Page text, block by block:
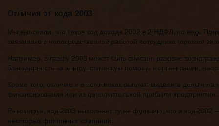
Отличия от кода 2003
Мы выяснили, что такое код дохода 2002 в 2-НДФЛ, но ведь
связанные с непосредственной работой сотрудника (премия за
Например, в графу 2003 может быть вписано разовое
благодарность за альтруистическую помощь в организации,
Кроме того, отличие и в источниках выплат: выделить деньги
финансирования или из дополнительной прибыли
Резюмируя, код 2003 выполняет ту же функцию, что и код 2002
некоторых фиктивных компаний.